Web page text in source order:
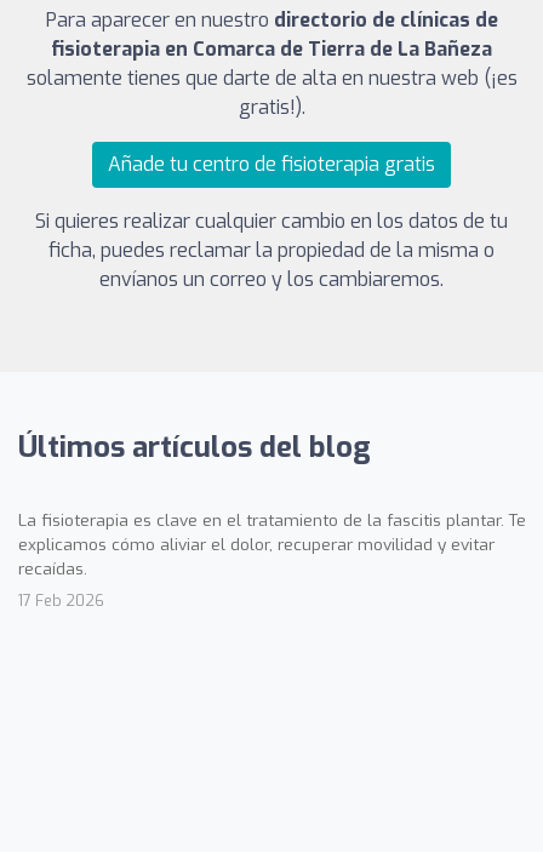
Para aparecer en nuestro directorio de clínicas de
fisioterapia en Comarca de Tierra de La Bañeza
solamente tienes que darte de alta en nuestra web (¡es
gratis!).
Añade tu centro de fisioterapia gratis
Si quieres realizar cualquier cambio en los datos de tu
ficha, puedes reclamar la propiedad de la misma o
envíanos un correo y los cambiaremos.
Últimos artículos del blog
La fisioterapia es clave en el tratamiento de la fascitis plantar. Te
explicamos cómo aliviar el dolor, recuperar movilidad y evitar
recaídas.
17 Feb 2026